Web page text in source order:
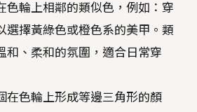
色輪上相鄰的類似色，例如：穿
選擇黃綠色或橙色系的美甲。類
和、柔和的氛圍，適合日常穿
在色輪上形成等邊三角形的顏